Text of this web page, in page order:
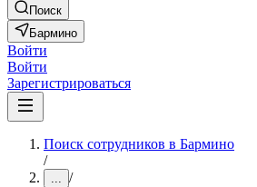
Поиск
Бармино
Войти
Войти
Зарегистрироваться
Поиск сотрудников в Бармино
/
... /